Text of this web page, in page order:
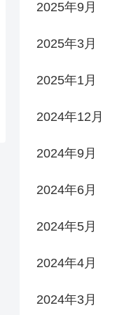
2025年9月
2025年3月
2025年1月
2024年12月
2024年9月
2024年6月
2024年5月
2024年4月
2024年3月